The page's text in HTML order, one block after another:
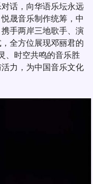
话，向华语乐坛永远
晟音乐制作统筹，中
手两岸三地歌手、演
全方位展现邓丽君的
、时空共鸣的音乐胜
力，为中国音乐文化